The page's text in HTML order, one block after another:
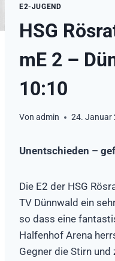
E2-JUGEND
HSG
mE 2 –
10:10
Von admin 24. Januar
Unentschieden –
Die E2 der HSG
TV Dünnwald ein
so dass eine
Halfenhof Arena
Gegner die Stirn